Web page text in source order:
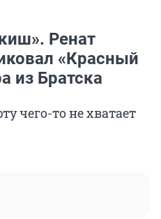
Ренат
«Красный
из Братска
чего-то не хватает